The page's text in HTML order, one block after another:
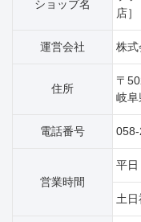
ショップ名
店］
運営会社 株式
住所
〒
岐阜
電話番号
営業時間
平日
土日